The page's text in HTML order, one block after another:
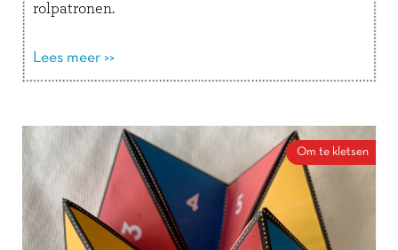
rolpatronen.
luchtigheid behandeld. De vragen en
opdrachten nodigen kind en ouder uit om
Lees meer >>
Om te kletsen